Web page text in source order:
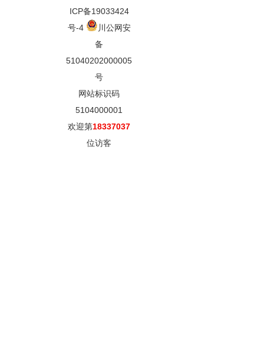
ICP备19033424
号-4
川公网安
备
51040202000005
号
网站标识码
5104000001
欢迎第18337037
位访客